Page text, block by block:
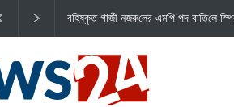
নজরু‌লের এম‌পি পদ বা‌তি‌লে স্পিকার-ইসিকে জামায়া‌তের চি‌ঠি